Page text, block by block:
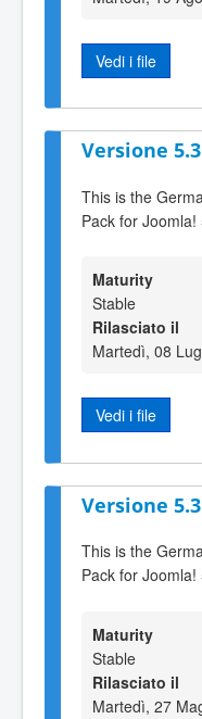
Vedi i file
Versione
This is the
Pack for Joomla!
Maturity
Stable
Rilasciato il
Martedì, 08
Vedi i file
Versione
This is the
Pack for Joomla!
Maturity
Stable
Rilasciato il
Martedì, 27